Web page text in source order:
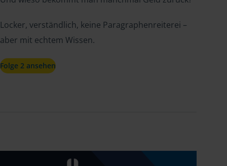
Locker, verständlich, keine Paragraphenreiterei –
aber mit echtem Wissen.
Folge 2 ansehen